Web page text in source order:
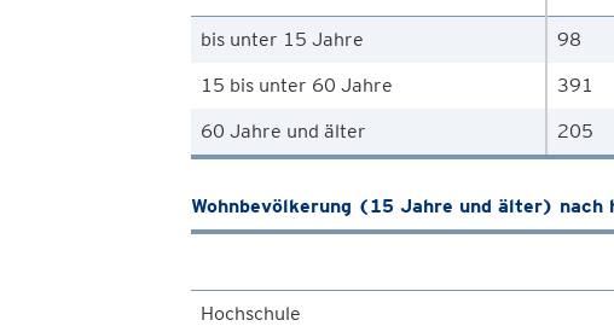
bis unter 15 Jahre 98
15 bis unter 60 Jahre
391
60 Jahre und älter
205
Wohnbevölkerung (15 Jahre und älter) nach
Hochschule